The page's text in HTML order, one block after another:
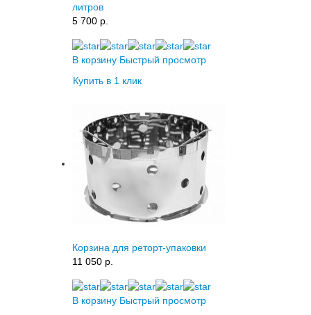
литров
5 700 p.
В корзину Быстрый просмотр
Купить в 1 клик
Корзина для реторт-упаковки
11 050 p.
В корзину Быстрый просмотр